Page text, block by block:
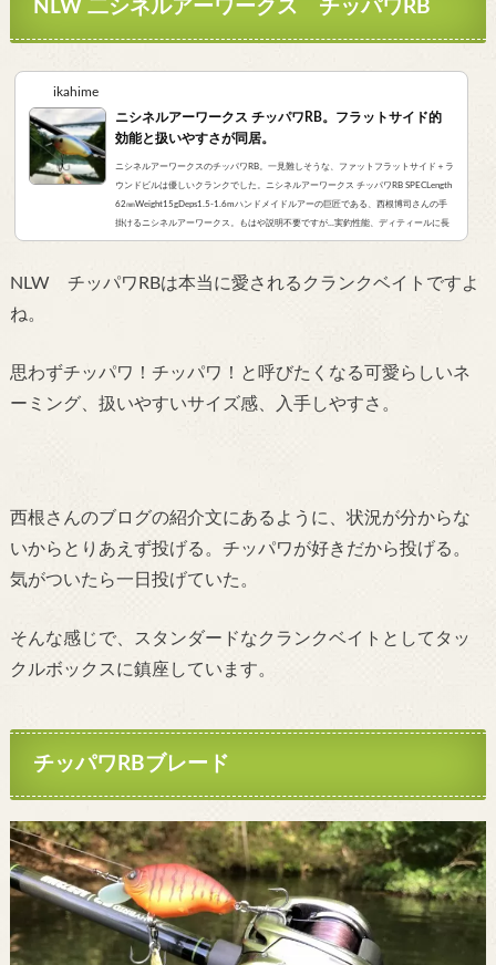
NLW 二シネルアーワークス チッパワRB
ikahime
ニシネルアーワークス チッパワRB。フラットサイド的
効能と扱いやすさが同居。
ニシネルアーワークスのチッパワRB。一見難しそうな、ファットフラットサイド＋ラ
ウンドビルは優しいクランクでした。ニシネルアーワークス チッパワRB SPECLength
62㎜Weight15gDeps1.5-1.6mハンドメイドルアーの巨匠である、西根博司さんの手
掛けるニシネルアーワークス。もはや説明不要ですが...実釣性能、ディティールに長
けた素敵すぎるハンドメイドルアーを数多くリリースされております。（個人的に
す。）今回は、そんなニシネルアーワークス待望の...
NLW チッパワRBは本当に愛されるクランクベイトですよ
ね。
思わずチッパワ！チッパワ！と呼びたくなる可愛らしいネ
ーミング、扱いやすいサイズ感、入手しやすさ。
西根さんのブログの紹介文にあるように、状況が分からな
いからとりあえず投げる。チッパワが好きだから投げる。
気がついたら一日投げていた。
そんな感じで、スタンダードなクランクベイトとしてタッ
クルボックスに鎮座しています。
チッパワRBブレード